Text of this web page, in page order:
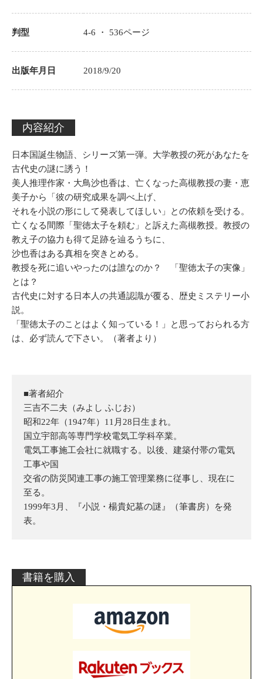
判型 4-6 ・ 536ページ
出版年月日 2018/9/20
内容紹介
日本国誕生物語、シリーズ第一弾。大学教授の死があなたを
古代史の謎に誘う！
美人推理作家・大鳥沙也香は、亡くなった高槻教授の妻・恵
美子から「彼の研究成果を調べ上げ、
それを小説の形にして発表してほしい」との依頼を受ける。
亡くなる間際「聖徳太子を頼む」と訴えた高槻教授。教授の
教え子の協力も得て足跡を辿るうちに、
沙也香はある真相を突きとめる。
教授を死に追いやったのは誰なのか？ 「聖徳太子の実像」
とは？
古代史に対する日本人の共通認識が覆る、歴史ミステリー小
説。
「聖徳太子のことはよく知っている！」と思っておられる方
は、必ず読んで下さい。（著者より）
■著者紹介
三吉不二夫（みよし ふじお）
昭和22年（1947年）11月28日生まれ。
国立宇部高等専門学校電気工学科卒業。
電気工事施工会社に就職する。以後、建築付帯の電気
工事や国
交省の防災関連工事の施工管理業務に従事し、現在に
至る。
1999年3月、『小説・楊貴妃墓の謎』（筆書房）を発
表。
書籍を購入